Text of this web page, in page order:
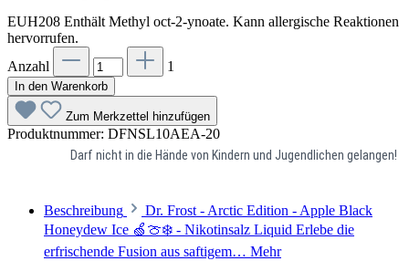
EUH208 Enthält Methyl oct-2-ynoate. Kann allergische Reaktionen
hervorrufen.
Anzahl
1
In den Warenkorb
Zum Merkzettel hinzufügen
Produktnummer: DFNSL10AEA-20
Darf nicht in die Hände von Kindern und Jugendlichen gelangen!
Beschreibung
Dr. Frost - Arctic Edition - Apple Black
Honeydew Ice 🍏🍈❄️ - Nikotinsalz Liquid Erlebe die
erfrischende Fusion aus saftigem… Mehr